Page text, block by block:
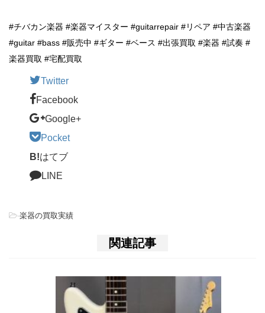
#チバカン楽器 #楽器マイスター #guitarrepair #リペア #中古楽器
#guitar #bass #販売中 #ギター #ベース #出張買取 #楽器 #試奏 #
楽器買取 #宅配買取
Twitter
Facebook
Google+
Pocket
B!はてブ
LINE
-楽器の買取実績
関連記事